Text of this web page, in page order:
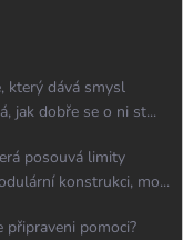
který dává smysl
jak dobře se o ni st...
posouvá limity
konstrukci, mo...
připraveni pomoci?